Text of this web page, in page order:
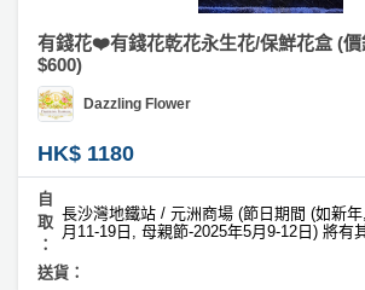
有錢花❤️有錢花乾花永生花/保鮮花盒 (
$600)
Dazzling Flower
HK$ 1180
自
取
：
長沙灣地鐵站 / 元洲商場 (節日期間 (如新
月11-19日, 母親節-2025年5月9-12日) 將有
送貨：